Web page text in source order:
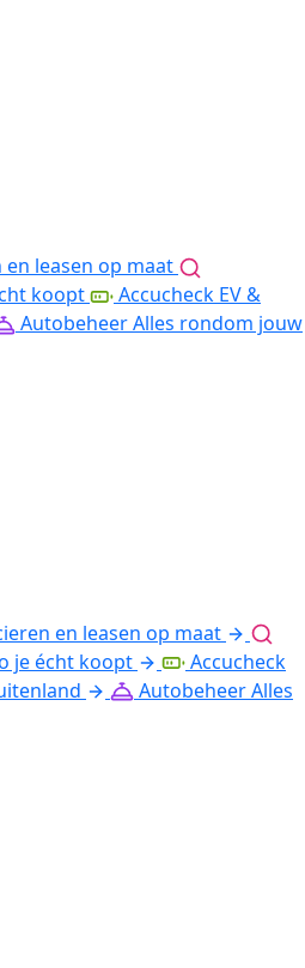
en leasen op maat
koopt
Accucheck EV &
AutobeheerAlles rondom jouw
en leasen op maat
je écht koopt
Accucheck
AutobeheerAlles